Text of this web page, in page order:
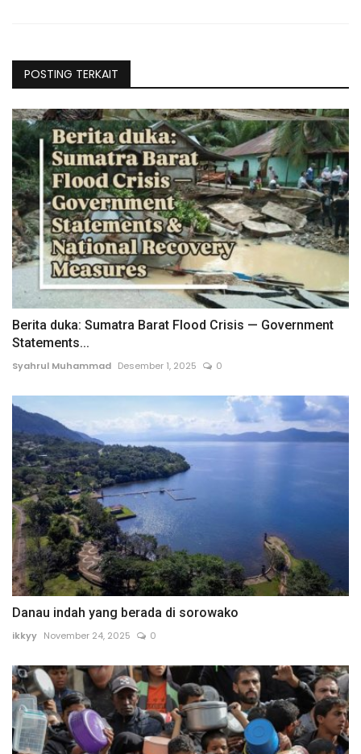
POSTING TERKAIT
Berita duka: Sumatra Barat Flood Crisis — Government
Statements...
Syahrul Muhammad Desember 1, 2025 0
Danau indah yang berada di sorowako
ikkyy November 24, 2025 0